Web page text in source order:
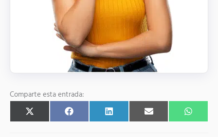
Comparte esta entrada:
Compartir
en
X
(
Compartir
en
F
a
Compartir
en
L
i
Compartir
en
E
m en
W
h